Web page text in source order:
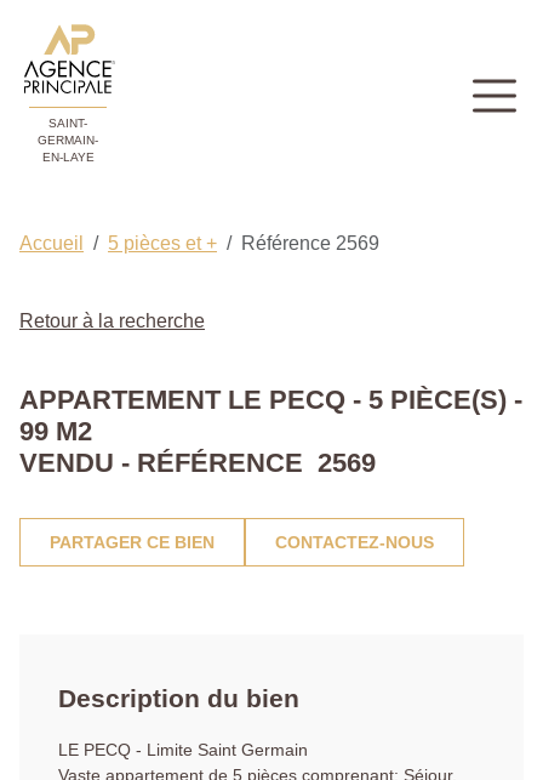
SAINT-
GERMAIN-
EN-LAYE
Accueil 5 pièces et + Référence 2569
Retour à la recherche
APPARTEMENT LE PECQ - 5 PIÈCE(S) -
99 M2
VENDU - RÉFÉRENCE 2569
PARTAGER CE BIEN CONTACTEZ-NOUS
Description du bien
LE PECQ - Limite Saint Germain
Vaste appartement de 5 pièces comprenant: Séjour,